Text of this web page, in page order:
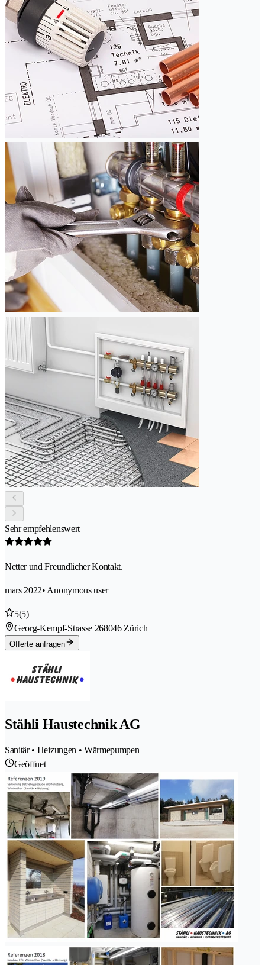
Sehr empfehlenswert
Netter und Freundlicher Kontakt.
mars 2022• Anonymous user
5(5)
Georg-Kempf-Strasse 268046 Zürich
Offerte anfragen
Stähli Haustechnik AG
Sanitär • Heizungen • Wärmepumpen
Geöffnet